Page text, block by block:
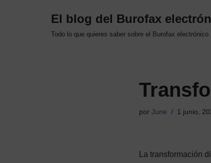
El blog del Burofax
Todo lo que quieres saber sobre el Burofax electrónico
por June 1 junio,
La transformación